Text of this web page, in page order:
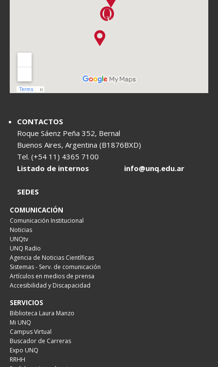
CONTACTOS
Roque Sáenz Peña 352, Bernal
Buenos Aires, Argentina (B1876BXD)
Tel. (+54 11) 4365 7100
Listado de internos
info@unq.edu.ar
SEDES
COMUNICACIÓN
Comunicación Institucional
Noticias
UNQtv
UNQ Radio
Agencia de Noticias Científicas
Sistemas - Serv. de comunicación
Artículos en medios de prensa
Accesibilidad y Discapacidad
SERVICIOS
Biblioteca Laura Manzo
Mi UNQ
Campus Virtual
Buscador de Carreras
Expo UNQ
RRHH